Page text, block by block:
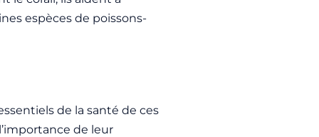
espèces de poissons-
de la santé de ces
de leur